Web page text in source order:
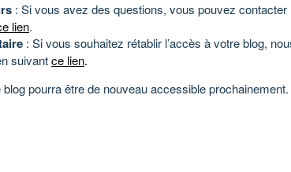
: Si vous avez des questions, vous pouvez contacter
lien.
: Si vous souhaitez rétablir l’accès à votre blog,
suivantce lien.
pourra être de nouveau accessible